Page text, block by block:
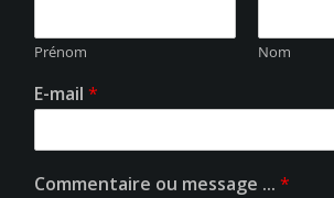
Prénom Nom
E-mail *
Commentaire ou message ... *